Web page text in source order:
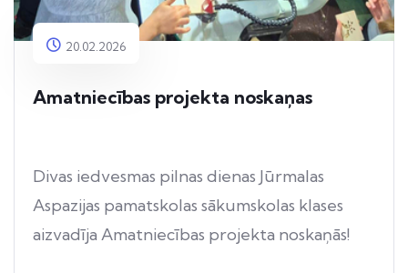
20.02.2026
Amatniecības projekta noskaņas
Divas iedvesmas pilnas dienas Jūrmalas
Aspazijas pamatskolas sākumskolas klases
aizvadīja Amatniecības projekta noskaņās!